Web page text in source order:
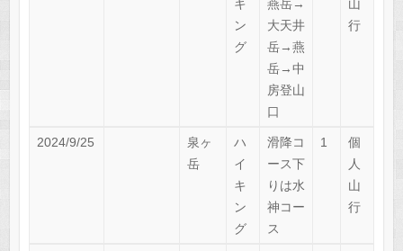
キ
ン
グ
燕岳→
大天井
岳→燕
岳→中
房登山
口
山
行
2024/9/25
泉ヶ
岳
ハ
イ
キ
ン
グ
滑降コ
ース下
りは水
神コー
ス
1
個
人
山
行